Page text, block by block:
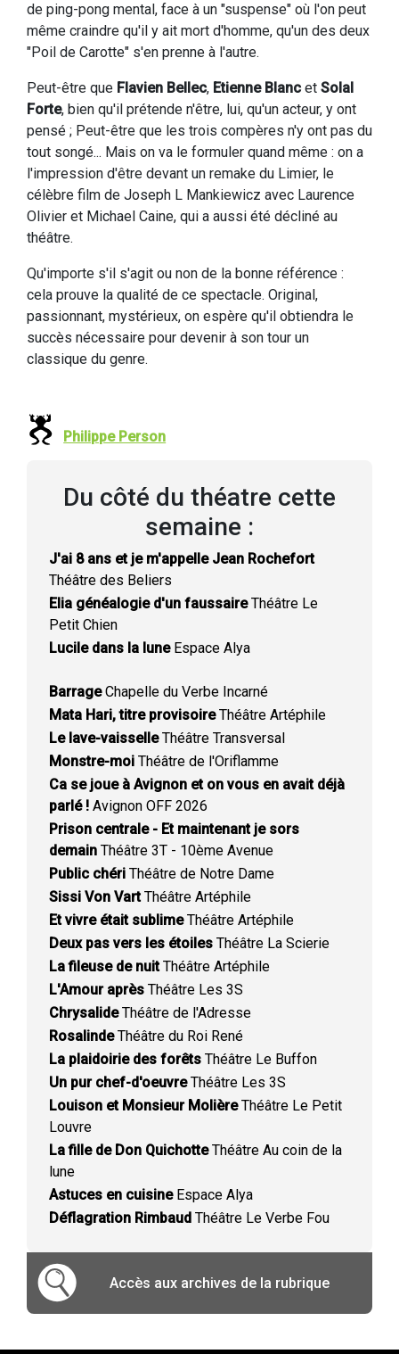
de ping-pong mental, face à un "suspense" où l'on peut
même craindre qu'il y ait mort d'homme, qu'un des deux
"Poil de Carotte" s'en prenne à l'autre.
Peut-être que Flavien Bellec, Etienne Blanc et Solal
Forte, bien qu'il prétende n'être, lui, qu'un acteur, y ont
pensé ; Peut-être que les trois compères n'y ont pas du
tout songé... Mais on va le formuler quand même : on a
l'impression d'être devant un remake du Limier, le
célèbre film de Joseph L Mankiewicz avec Laurence
Olivier et Michael Caine, qui a aussi été décliné au
théâtre.
Qu'importe s'il s'agit ou non de la bonne référence :
cela prouve la qualité de ce spectacle. Original,
passionnant, mystérieux, on espère qu'il obtiendra le
succès nécessaire pour devenir à son tour un
classique du genre.
Philippe Person
Du côté du théatre cette
semaine :
J'ai 8 ans et je m'appelle Jean Rochefort
Théâtre des Beliers
Elia généalogie d'un faussaireThéâtre Le
Petit Chien
Lucile dans la luneEspace Alya
BarrageChapelle du Verbe Incarné
Mata Hari, titre provisoireThéâtre Artéphile
Le lave-vaisselleThéâtre Transversal
Monstre-moi Théâtre de l'Oriflamme
Ca se joue à Avignon et on vous en avait déjà
parlé ! Avignon OFF 2026
Prison centrale - Et maintenant je sors
demain Théâtre 3T - 10ème Avenue
Public chéri Théâtre de Notre Dame
Sissi Von VartThéâtre Artéphile
Et vivre était sublimeThéâtre Artéphile
Deux pas vers les étoiles Théâtre La Scierie
La fileuse de nuitThéâtre Artéphile
L'Amour après Théâtre Les 3S
ChrysalideThéâtre de l'Adresse
RosalindeThéâtre du Roi René
La plaidoirie des forêts Théâtre Le Buffon
Un pur chef-d'oeuvreThéâtre Les 3S
Louison et Monsieur MolièreThéâtre Le Petit
Louvre
La fille de Don QuichotteThéâtre Au coin de la
lune
Astuces en cuisineEspace Alya
Déflagration Rimbaud Théâtre Le Verbe Fou
Accès aux archives de la rubrique